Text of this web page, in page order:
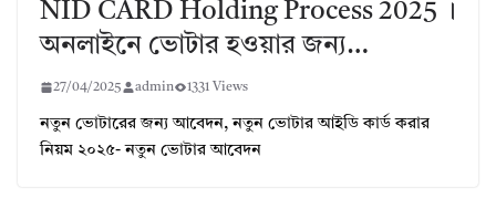
NID CARD Holding Process 2025 ।
অনলাইনে ভোটার হওয়ার জন্য…
27/04/2025 admin 1331 Views
নতুন ভোটারের জন্য আবেদন, নতুন ভোটার আইডি কার্ড করার
নিয়ম ২০২৫- নতুন ভোটার আবেদন